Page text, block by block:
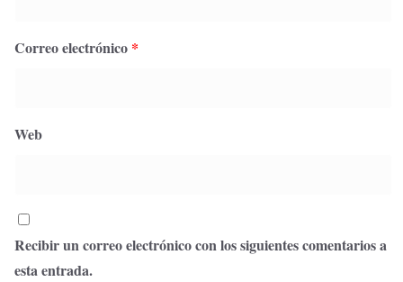
Correo electrónico *
Web
Recibir un correo electrónico con los siguientes comentarios a
esta entrada.